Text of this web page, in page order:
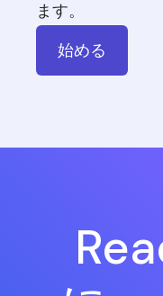
ます。
始める